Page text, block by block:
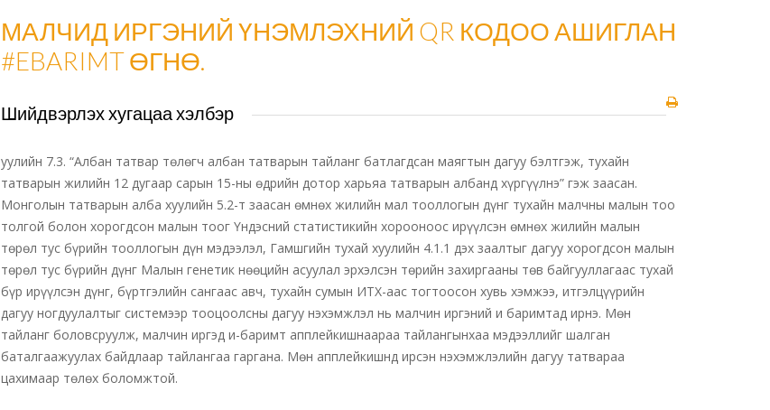
МАЛЧИД ИРГЭНИЙ ҮНЭМЛЭХНИЙ QR КОДОО АШИГЛАН
#EBARIMT ӨГНӨ.
Шийдвэрлэх хугацаа хэлбэр
уулийн 7.3. “Албан татвар төлөгч албан татварын тайланг батлагдсан маягтын дагуу бэлтгэж, тухайн
татварын жилийн 12 дугаар сарын 15-ны өдрийн дотор харьяа татварын албанд хүргүүлнэ” гэж заасан.
Монголын татварын алба хуулийн 5.2-т заасан өмнөх жилийн мал тооллогын дүнг тухайн малчны малын тоо
толгой болон хорогдсон малын тоог Үндэсний статистикийн хорооноос ирүүлсэн өмнөх жилийн малын
төрөл тус бүрийн тооллогын дүн мэдээлэл, Гамшгийн тухай хуулийн 4.1.1 дэх заалтыг дагуу хорогдсон малын
төрөл тус бүрийн дүнг Малын генетик нөөцийн асуулал эрхэлсэн төрийн захиргааны төв байгууллагаас тухай
бүр ирүүлсэн дүнг, бүртгэлийн сангаас авч, тухайн сумын ИТХ-аас тогтоосон хувь хэмжээ, итгэлцүүрийн
дагуу ногдуулалтыг системээр тооцоолсны дагуу нэхэмжлэл нь малчин иргэний и баримтад ирнэ. Мөн
тайланг боловсруулж, малчин иргэд и-баримт апплейкишнаараа тайлангынхаа мэдээллийг шалган
баталгаажуулах байдлаар тайлангаа гаргана. Мөн апплейкишнд ирсэн нэхэмжлэлийн дагуу татвараа
цахимаар төлөх боломжтой.